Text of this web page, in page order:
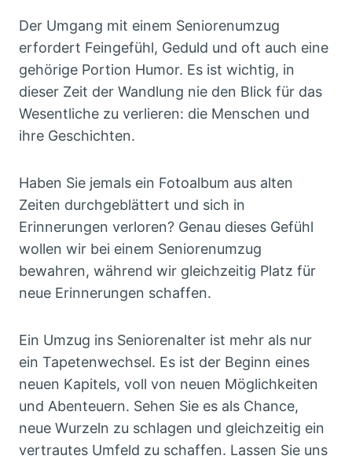
Der Umgang mit einem Seniorenumzug
erfordert Feingefühl, Geduld und oft auch eine
gehörige Portion Humor. Es ist wichtig, in
dieser Zeit der Wandlung nie den Blick für das
Wesentliche zu verlieren: die Menschen und
ihre Geschichten.
Haben Sie jemals ein Fotoalbum aus alten
Zeiten durchgeblättert und sich in
Erinnerungen verloren? Genau dieses Gefühl
wollen wir bei einem Seniorenumzug
bewahren, während wir gleichzeitig Platz für
neue Erinnerungen schaffen.
Ein Umzug ins Seniorenalter ist mehr als nur
ein Tapetenwechsel. Es ist der Beginn eines
neuen Kapitels, voll von neuen Möglichkeiten
und Abenteuern. Sehen Sie es als Chance,
neue Wurzeln zu schlagen und gleichzeitig ein
vertrautes Umfeld zu schaffen. Lassen Sie uns